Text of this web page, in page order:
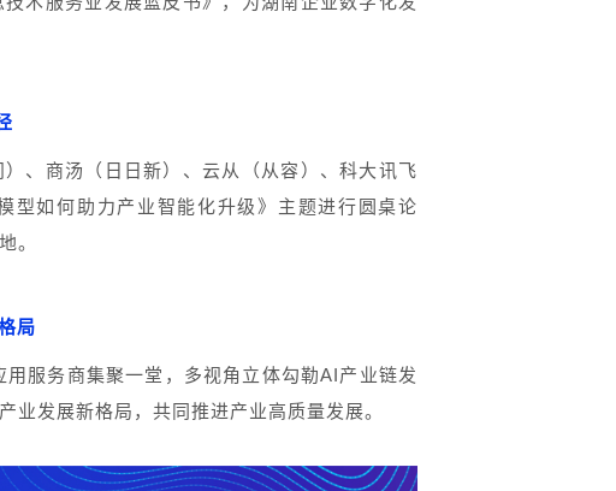
、商汤（日日新）、云从（从容）、科大讯飞
型如何助力产业智能化升级》主题进行圆桌论
。
局
服务商集聚一堂，多视角立体勾勒AI产业链发
业发展新格局，共同推进产业高质量发展。